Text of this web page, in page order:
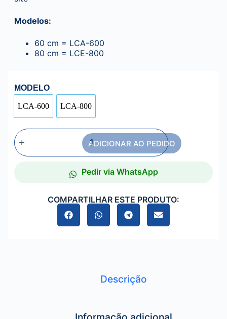
Modelos:
60 cm = LCA-600
80 cm = LCE-800
MODELO
LCA-600 LCA-800
ADICIONAR AO PEDIDO
Pedir via WhatsApp
COMPARTILHAR ESTE PRODUTO:
Descrição